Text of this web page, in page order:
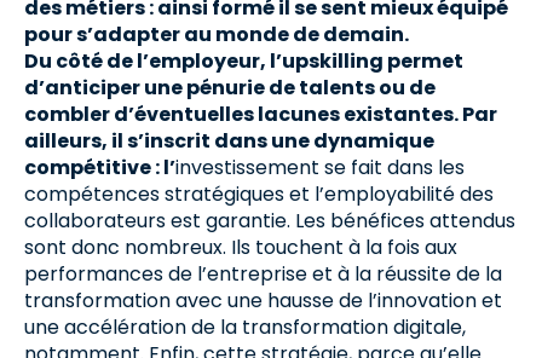
des métiers : ainsi formé il se sent mieux équipé
pour s’adapter au monde de demain.
Du côté de l’employeur, l’upskilling permet
d’anticiper une pénurie de talents ou de
combler d’éventuelles lacunes existantes. Par
ailleurs, il s’inscrit dans une dynamique
compétitive : l’investissement se fait dans les
compétences stratégiques et l’employabilité des
collaborateurs est garantie. Les bénéfices attendus
sont donc nombreux. Ils touchent à la fois aux
performances de l’entreprise et à la réussite de la
transformation avec une hausse de l’innovation et
une accélération de la transformation digitale,